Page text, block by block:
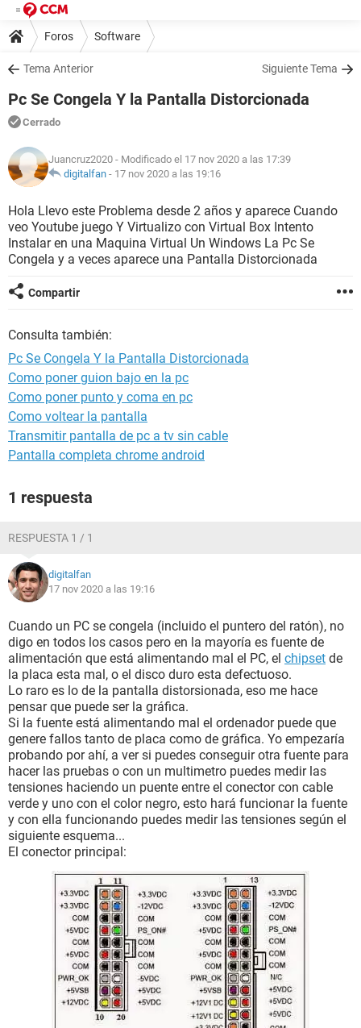
Foros Software
Tema Anterior Siguiente Tema
Pc Se Congela Y la Pantalla Distorcionada
Cerrado
Juancruz2020 - Modificado el 17 nov 2020 a las 17:39
digitalfan - 17 nov 2020 a las 19:16
Hola Llevo este Problema desde 2 años y aparece Cuando
veo Youtube juego Y Virtualizo con Virtual Box Intento
Instalar en una Maquina Virtual Un Windows La Pc Se
Congela y a veces aparece una Pantalla Distorcionada
Compartir
Consulta también:
Pc Se Congela Y la Pantalla Distorcionada
Como poner guion bajo en la pc
Como poner punto y coma en pc
Como voltear la pantalla
Transmitir pantalla de pc a tv sin cable
Pantalla completa chrome android
1 respuesta
RESPUESTA 1 / 1
digitalfan
17 nov 2020 a las 19:16
Cuando un PC se congela (incluido el puntero del ratón), no
digo en todos los casos pero en la mayoría es fuente de
alimentación que está alimentando mal el PC, el chipset de
la placa esta mal, o el disco duro esta defectuoso.
Lo raro es lo de la pantalla distorsionada, eso me hace
pensar que puede ser la gráfica.
Si la fuente está alimentando mal el ordenador puede que
genere fallos tanto de placa como de gráfica. Yo empezaría
probando por ahí, a ver si puedes conseguir otra fuente para
hacer las pruebas o con un multimetro puedes medir las
tensiones haciendo un puente entre el conector con cable
verde y uno con el color negro, esto hará funcionar la fuente
y con ella funcionando puedes medir las tensiones según el
siguiente esquema...
El conector principal: